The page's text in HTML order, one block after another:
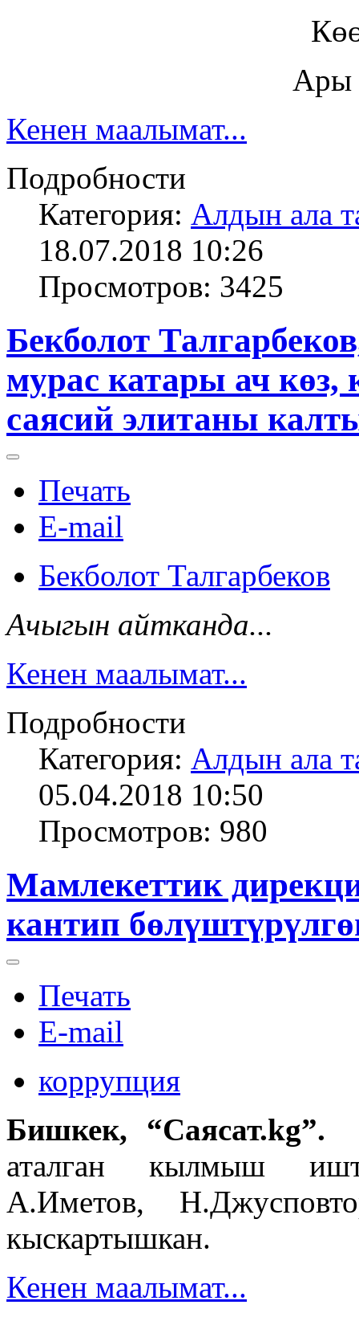
Ары
Кенен маалымат...
Подробности
Категория: Алдын ала
18.07.2018 10:26
Просмотров: 3425
Бекболот
мурас катары ач
саясий элитаны
Печать
E-mail
Бекболот Талгарбеков
Ачыгын айтканда...
Кенен маалымат...
Подробности
Категория: Алдын ала
05.04.2018 10:50
Просмотров: 980
Мамлекеттик
кантип
Печать
E-mail
коррупция
Бишкек, “Саясат.kg”.
аталган кылмыш
А.Иметов,
кыскартышкан.
Кенен маалымат...